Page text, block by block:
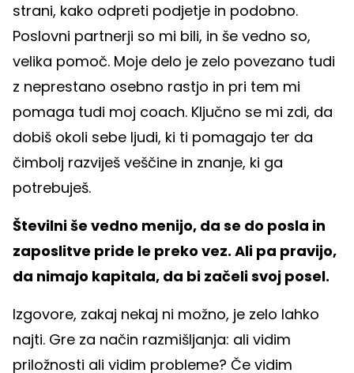
strani, kako odpreti podjetje in podobno.
Poslovni partnerji so mi bili, in še vedno so,
velika pomoč. Moje delo je zelo povezano tudi
z neprestano osebno rastjo in pri tem mi
pomaga tudi moj coach. Ključno se mi zdi, da
dobiš okoli sebe ljudi, ki ti pomagajo ter da
čimbolj razviješ veščine in znanje, ki ga
potrebuješ.
Številni še vedno menijo, da se do posla in
zaposlitve pride le preko vez. Ali pa pravijo,
da nimajo kapitala, da bi začeli svoj posel.
Izgovore, zakaj nekaj ni možno, je zelo lahko
najti. Gre za način razmišljanja: ali vidim
priložnosti ali vidim probleme? Če vidim